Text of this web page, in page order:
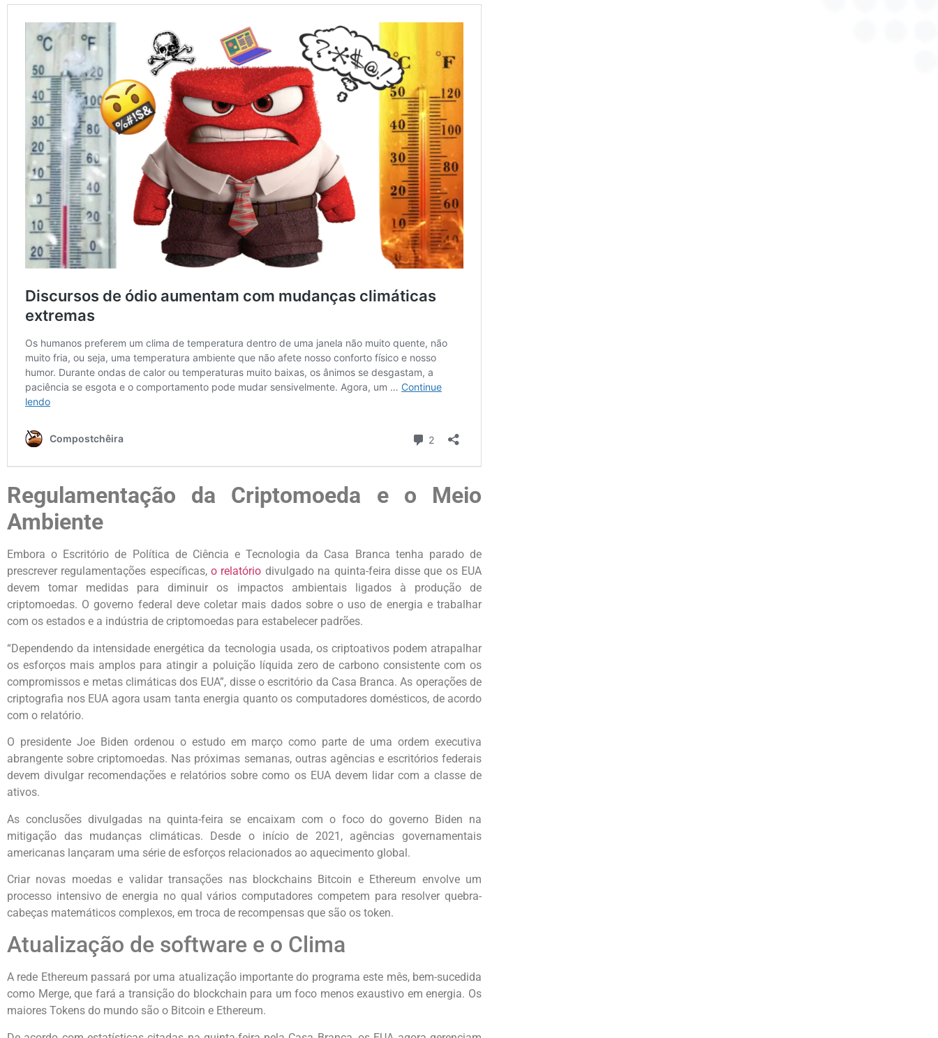
Regulamentação da Criptomoeda e o Meio
Ambiente
Embora o Escritório de Política de Ciência e Tecnologia da Casa Branca tenha parado de
prescrever regulamentações específicas,o relatório divulgado na quinta-feira disse que os EUA
devem tomar medidas para diminuir os impactos ambientais ligados à produção de
criptomoedas. O governo federal deve coletar mais dados sobre o uso de energia e trabalhar
com os estados e a indústria de criptomoedas para estabelecer padrões.
“Dependendo da intensidade energética da tecnologia usada, os criptoativos podem atrapalhar
os esforços mais amplos para atingir a poluição líquida zero de carbono consistente com os
compromissos e metas climáticas dos EUA”, disse o escritório da Casa Branca. As operações de
criptografia nos EUA agora usam tanta energia quanto os computadores domésticos, de acordo
com o relatório.
O presidente Joe Biden ordenou o estudo em março como parte de uma ordem executiva
abrangente sobre criptomoedas. Nas próximas semanas, outras agências e escritórios federais
devem divulgar recomendações e relatórios sobre como os EUA devem lidar com a classe de
ativos.
As conclusões divulgadas na quinta-feira se encaixam com o foco do governo Biden na
mitigação das mudanças climáticas. Desde o início de 2021, agências governamentais
americanas lançaram uma série de esforços relacionados ao aquecimento global.
Criar novas moedas e validar transações nas blockchains Bitcoin e Ethereum envolve um
processo intensivo de energia no qual vários computadores competem para resolver quebra-
cabeças matemáticos complexos, em troca de recompensas que são os token.
Atualização de software e o Clima
A rede Ethereum passará por uma atualização importante do programa este mês, bem-sucedida
como Merge, que fará a transição do blockchain para um foco menos exaustivo em energia. Os
maiores Tokens do mundo são o Bitcoin e Ethereum.